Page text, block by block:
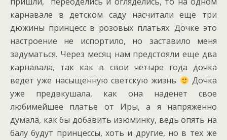
карнавале в детском саду насчитали еще три
дюжины принцесс в розовых платьях. Дочке это
настроение не испортило, но заставило меня
задуматься. Через месяц нам предстояли еще два
карнавала, так как в свои четыре года дочка
ведет уже насыщенную светскую жизнь
Дочка
уже предвкушала, как она наденет свое
любимейшее платье от Иры, а я напряженно
думала, как бы добавить изюминку, ведь опять на
балу будут принцессы, хоть и другие, но в тех же